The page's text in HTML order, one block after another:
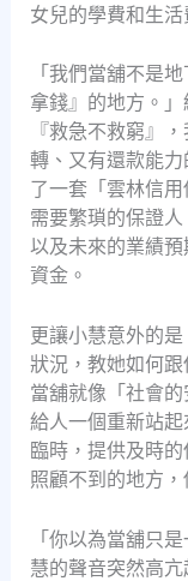
女兒的學費和生活
「我們當舖不是
拿錢』的地方。
『救急不救窮』
轉、又有還款能
了一套「雲林信
需要繁瑣的保證
以及未來的業績
資金。
更讓小慧意外的
狀況，教她如何
當舖就像「社會
給人一個重新站
臨時，提供及時
照顧不到的地方，
「你以為當舖只
慧的聲音突然高